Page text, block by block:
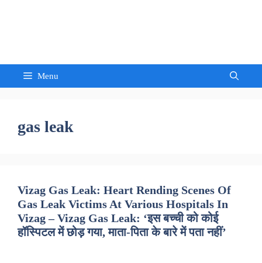
Menu
gas leak
Vizag Gas Leak: Heart Rending Scenes Of
Gas Leak Victims At Various Hospitals In
Vizag – Vizag Gas Leak: ‘इस बच्ची को कोई
हॉस्पिटल में छोड़ गया, माता-पिता के बारे में पता नहीं’